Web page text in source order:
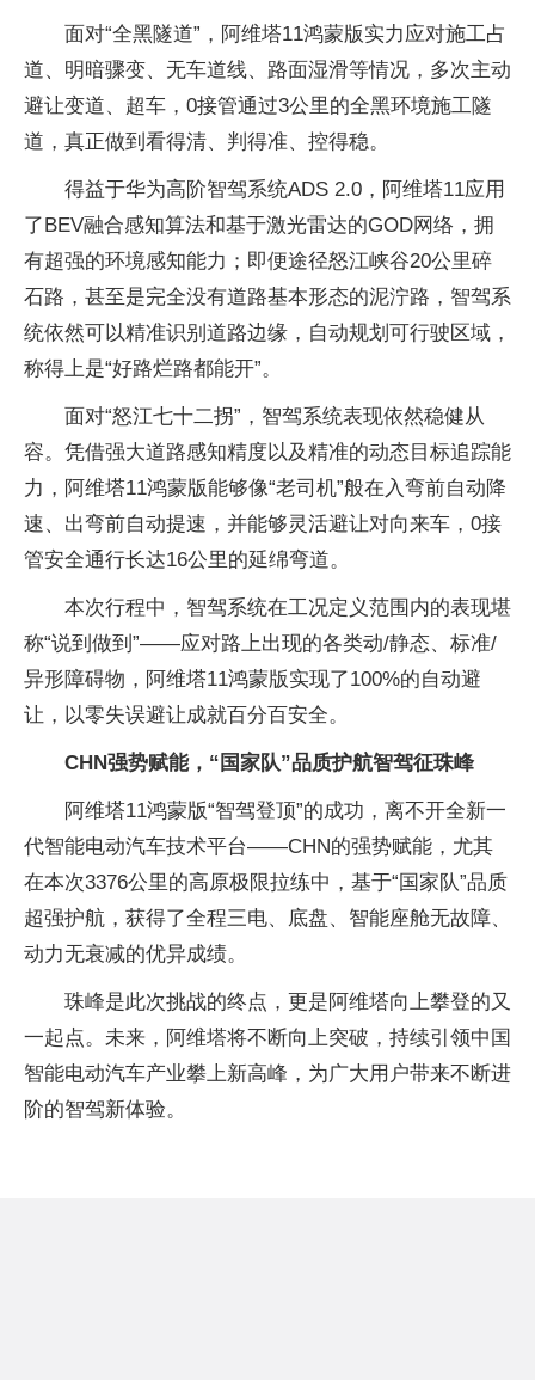
面对“全黑隧道”，阿维塔11鸿蒙版实力应对施工占
道、明暗骤变、无车道线、路面湿滑等情况，多次主动
避让变道、超车，0接管通过3公里的全黑环境施工隧
道，真正做到看得清、判得准、控得稳。
得益于华为高阶智驾系统ADS 2.0，阿维塔11应用
了BEV融合感知算法和基于激光雷达的GOD网络，拥
有超强的环境感知能力；即便途径怒江峡谷20公里碎
石路，甚至是完全没有道路基本形态的泥泞路，智驾系
统依然可以精准识别道路边缘，自动规划可行驶区域，
称得上是“好路烂路都能开”。
面对“怒江七十二拐”，智驾系统表现依然稳健从
容。凭借强大道路感知精度以及精准的动态目标追踪能
力，阿维塔11鸿蒙版能够像“老司机”般在入弯前自动降
速、出弯前自动提速，并能够灵活避让对向来车，0接
管安全通行长达16公里的延绵弯道。
本次行程中，智驾系统在工况定义范围内的表现堪
称“说到做到”——应对路上出现的各类动/静态、标准/
异形障碍物，阿维塔11鸿蒙版实现了100%的自动避
让，以零失误避让成就百分百安全。
CHN强势赋能，“国家队”品质护航智驾征珠峰
阿维塔11鸿蒙版“智驾登顶”的成功，离不开全新一
代智能电动汽车技术平台——CHN的强势赋能，尤其
在本次3376公里的高原极限拉练中，基于“国家队”品质
超强护航，获得了全程三电、底盘、智能座舱无故障、
动力无衰减的优异成绩。
珠峰是此次挑战的终点，更是阿维塔向上攀登的又
一起点。未来，阿维塔将不断向上突破，持续引领中国
智能电动汽车产业攀上新高峰，为广大用户带来不断进
阶的智驾新体验。